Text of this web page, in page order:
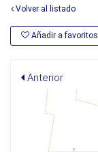
Volver al listado
Añadir a favoritos
Anterior